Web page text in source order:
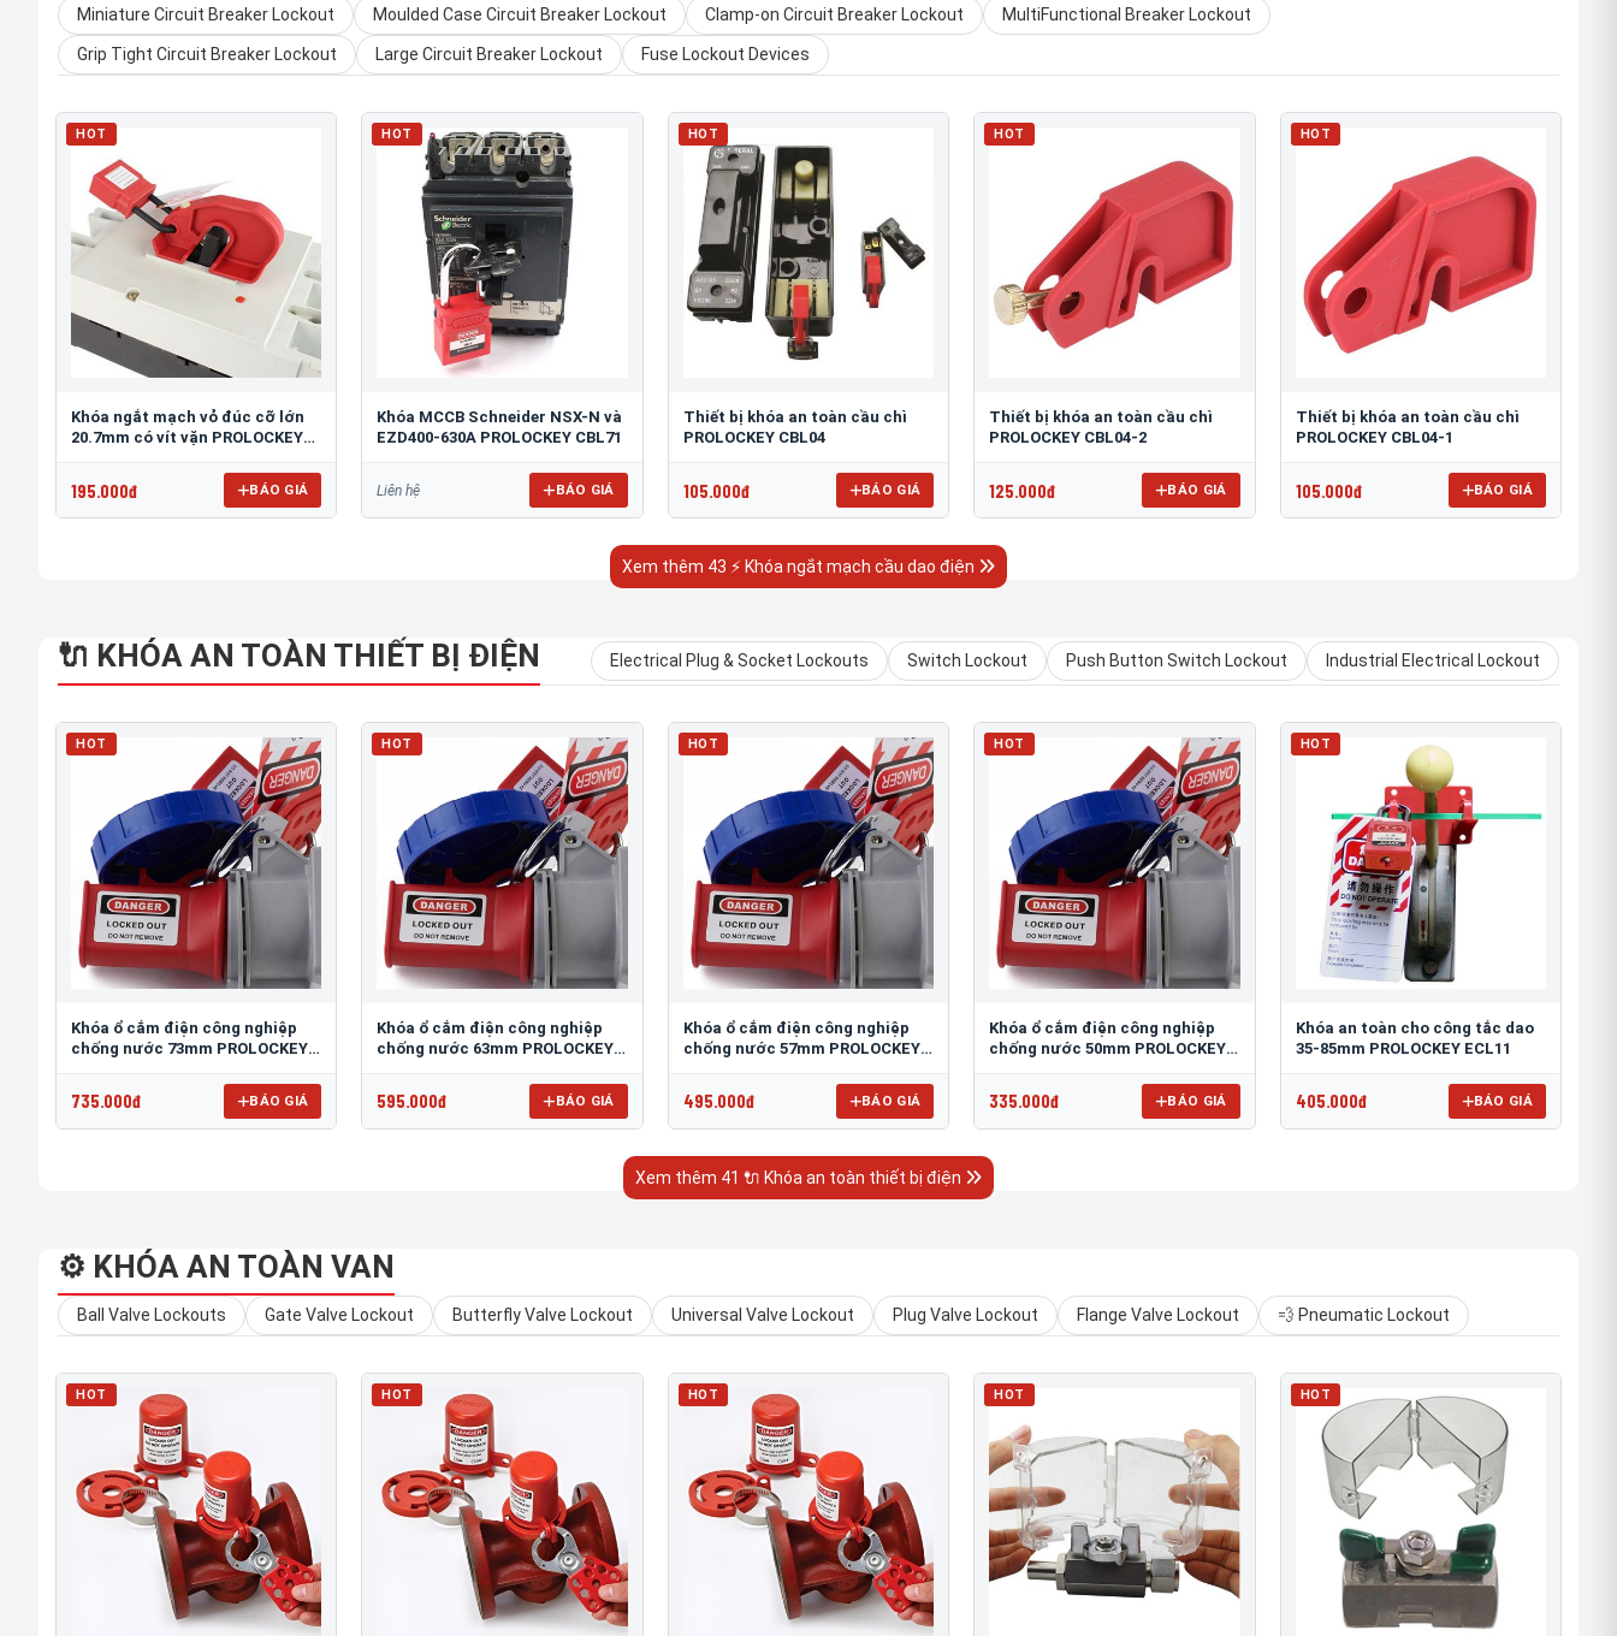
Miniature Circuit Breaker Lockout Moulded Case Circuit Breaker Lockout Clamp-on Circuit Breaker Lockout MultiFunctional Breaker Lockout
Grip Tight Circuit Breaker Lockout Large Circuit Breaker Lockout Fuse Lockout Devices
HOT
Khóa ngắt mạch vỏ đúc cỡ lớn
20.7mm có vít vặn PROLOCKEY
195.000đ BÁO GIÁ
HOT
Khóa MCCB Schneider NSX-N và
EZD400-630A PROLOCKEY CBL71
Liên hệ BÁO GIÁ
HOT
Thiết bị khóa an toàn cầu chì
PROLOCKEY CBL04
105.000đ BÁO GIÁ
HOT
Thiết bị khóa an toàn cầu chì
PROLOCKEY CBL04-2
125.000đ BÁO GIÁ
HOT
Thiết bị khóa an toàn cầu chì
PROLOCKEY CBL04-1
105.000đ BÁO GIÁ
Xem thêm 43 ⚡ Khóa ngắt mạch cầu dao điện
🔌 KHÓA AN TOÀN THIẾT BỊ ĐIỆN Electrical Plug & Socket Lockouts Switch Lockout Push Button Switch Lockout Industrial Electrical Lockout
HOT
Khóa ổ cắm điện công nghiệp
chống nước 73mm PROLOCKEY
735.000đ BÁO GIÁ
HOT
Khóa ổ cắm điện công nghiệp
chống nước 63mm PROLOCKEY
595.000đ BÁO GIÁ
HOT
Khóa ổ cắm điện công nghiệp
chống nước 57mm PROLOCKEY
495.000đ BÁO GIÁ
HOT
Khóa ổ cắm điện công nghiệp
chống nước 50mm PROLOCKEY
335.000đ BÁO GIÁ
HOT
Khóa an toàn cho công tắc dao
35-85mm PROLOCKEY ECL11
405.000đ BÁO GIÁ
Xem thêm 41 🔌 Khóa an toàn thiết bị điện
⚙️ KHÓA AN TOÀN VAN
Ball Valve Lockouts Gate Valve Lockout Butterfly Valve Lockout Universal Valve Lockout Plug Valve Lockout Flange Valve Lockout 💨 Pneumatic Lockout
HOT HOT HOT HOT HOT